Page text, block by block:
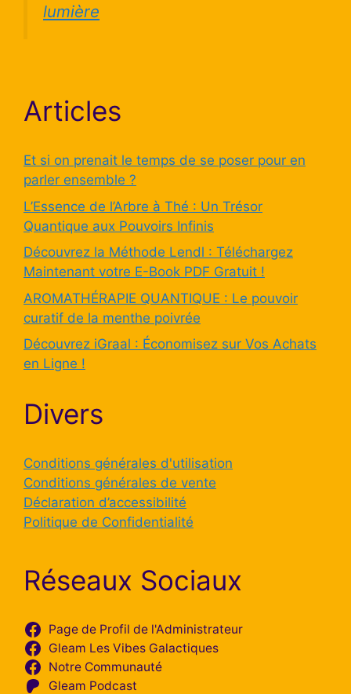
lumière
Articles
Et si on prenait le temps de se poser pour en
parler ensemble ?
L’Essence de l’Arbre à Thé : Un Trésor
Quantique aux Pouvoirs Infinis
Découvrez la Méthode Lendl : Téléchargez
Maintenant votre E-Book PDF Gratuit !
AROMATHÉRAPIE QUANTIQUE : Le pouvoir
curatif de la menthe poivrée
Découvrez iGraal : Économisez sur Vos Achats
en Ligne !
Divers
Conditions générales d'utilisation
Conditions générales de vente
Déclaration d’accessibilité
Politique de Confidentialité
Réseaux Sociaux
Page de Profil de l'Administrateur
Gleam Les Vibes Galactiques
Notre Communauté
Gleam Podcast